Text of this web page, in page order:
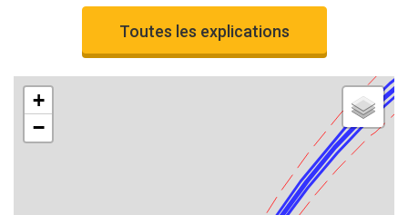
Toutes les explications
+
−